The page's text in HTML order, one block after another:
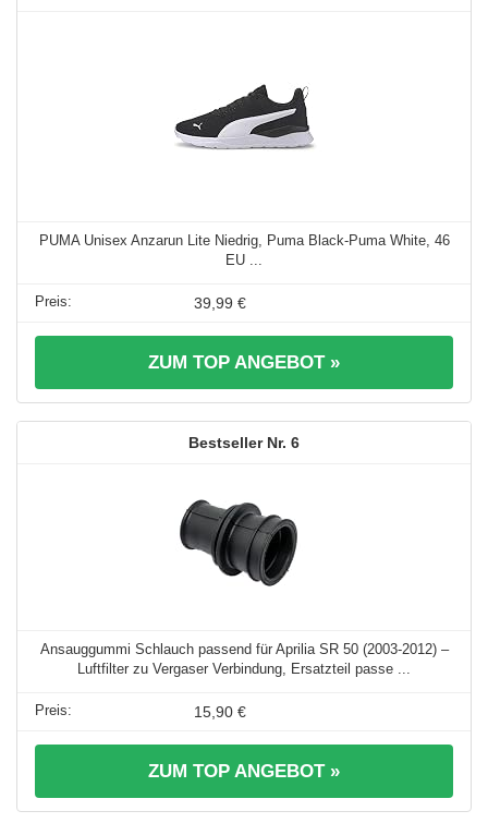
PUMA Unisex Anzarun Lite Niedrig, Puma Black-Puma White, 46
EU ...
39,99 €
ZUM TOP ANGEBOT »
6
Ansauggummi Schlauch passend für Aprilia SR 50 (2003-2012) –
Luftfilter zu Vergaser Verbindung, Ersatzteil passe ...
15,90 €
ZUM TOP ANGEBOT »